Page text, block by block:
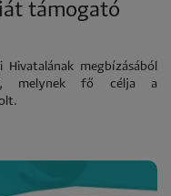
támogató
Hivatalának megbízásából
melynek fő célja a